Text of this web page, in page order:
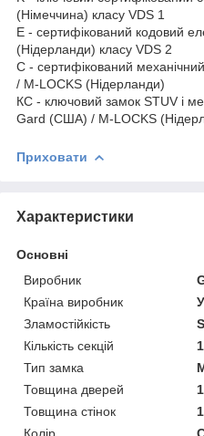
(Німеччина) класу VDS 1
E - сертифікований кодовий
(Нідерланди) класу VDS 2
C - сертифікований
/ M-LOCKS (Нідерланди)
КС - ключовий замок STUV і
Gard (США) / M-LOCKS
Приховати
Характеристики
Основні
Виробник
Країна виробник
Зламостійкість
Кількість секцій
1
Тип замка
Товщина дверей
Товщина стінок
Колір